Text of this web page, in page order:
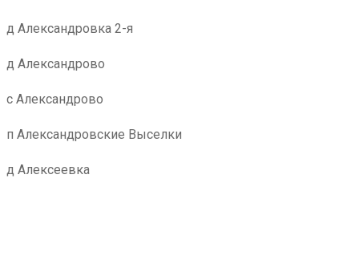
д Александровка 2-я
д Александрово
с Александрово
п Александровские Выселки
д Алексеевка